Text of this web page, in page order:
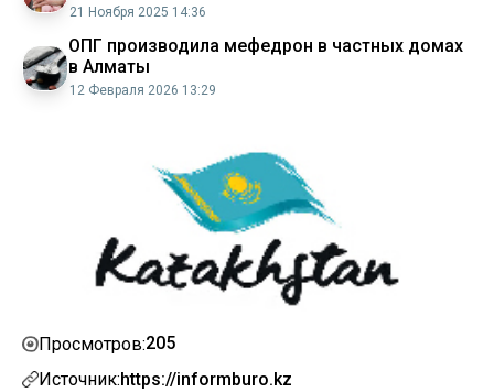
21 Ноября 2025 14:36
ОПГ производила мефедрон в частных домах
в Алматы
12 Февраля 2026 13:29
Просмотров:205
Источник:https://informburo.kz